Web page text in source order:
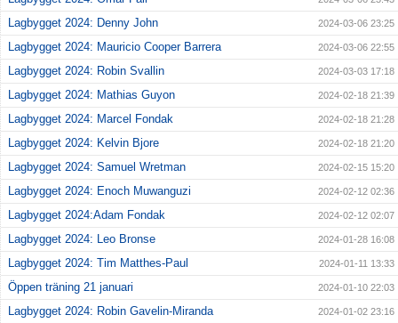
Lagbygget 2024: Denny John 2024-03-06 23:25
Lagbygget 2024: Mauricio Cooper Barrera 2024-03-06 22:55
Lagbygget 2024: Robin Svallin 2024-03-03 17:18
Lagbygget 2024: Mathias Guyon 2024-02-18 21:39
Lagbygget 2024: Marcel Fondak 2024-02-18 21:28
Lagbygget 2024: Kelvin Bjore 2024-02-18 21:20
Lagbygget 2024: Samuel Wretman 2024-02-15 15:20
Lagbygget 2024: Enoch Muwanguzi 2024-02-12 02:36
Lagbygget 2024:Adam Fondak 2024-02-12 02:07
Lagbygget 2024: Leo Bronse 2024-01-28 16:08
Lagbygget 2024: Tim Matthes-Paul 2024-01-11 13:33
Öppen träning 21 januari 2024-01-10 22:03
Lagbygget 2024: Robin Gavelin-Miranda 2024-01-02 23:16